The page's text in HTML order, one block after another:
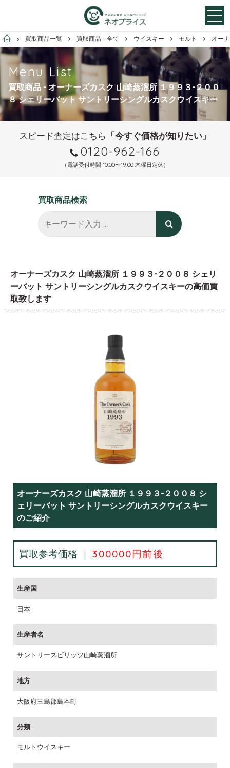
お酒買取専門店ネオプライス
買取商品一覧 買取商品 - 全て ウイスキー モルト オー
Menu List
買取商品 - オーナーズカスク 山崎蒸溜所 １９９３-２００
８ シェリーバット サントリーシングルカスクウイスキー
スピード査定はこちら 「今すぐ価格が知りたい」
0120-962-166
（電話受付時間 10:00〜19:00 木曜日定休）
買取商品検索
オーナーズカスク 山崎蒸溜所 １９９３-２００８ シェリ
ーバット サントリーシングルカスクウイスキーの高価買
取致します
オーナーズカスク 山崎蒸溜所 １９９３-２００８ シ
ェリーバット サントリーシングルカスクウイスキー
のご紹介
買取参考価格 ｜ 300000円前後
生産国
日本
生産者名
サントリースピリッツ山崎蒸溜所
地方
大阪府三島郡島本町
分類
モルトウイスキー